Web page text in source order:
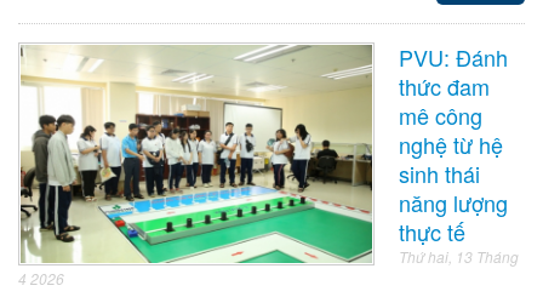
PVU: Đánh
thức đam
mê công
nghệ từ hệ
sinh thái
năng lượng
thực tế
Thứ hai, 13 Tháng
4 2026